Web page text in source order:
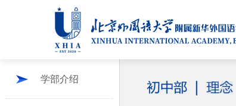
学部介绍